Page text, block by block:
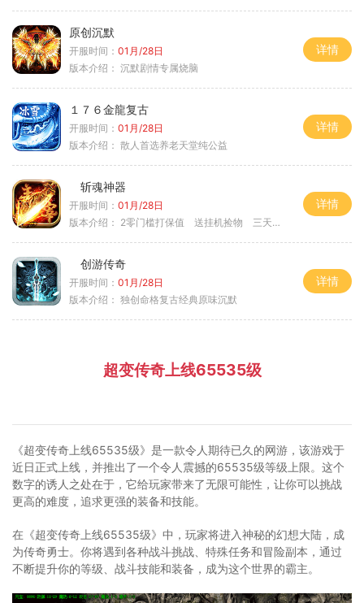
原创沉默
开服时间： 01月/28日
版本介绍： 沉默剧情专属烧脑
详情
１７６金龍复古
开服时间： 01月/28日
版本介绍： 散人首选养老天堂纯公益
详情
斩魂神器
开服时间： 01月/28日
版本介绍： 2零门槛打保值 送挂机捡物 三天合区
详情
创游传奇
开服时间： 01月/28日
版本介绍： 独创命格复古经典原味沉默
详情
超变传奇上线65535级
《超变传奇上线65535级》是一款令人期待已久的网游，该游戏于
近日正式上线，并推出了一个令人震撼的65535级等级上限。这个
数字的诱人之处在于，它给玩家带来了无限可能性，让你可以挑战
更高的难度，追求更强的装备和技能。
在《超变传奇上线65535级》中，玩家将进入神秘的幻想大陆，成
为传奇勇士。你将遇到各种战斗挑战、特殊任务和冒险副本，通过
不断提升你的等级、战斗技能和装备，成为这个世界的霸主。